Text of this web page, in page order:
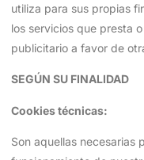
utiliza para sus propias
los servicios que presta
publicitario a favor de
SEGÚN SU FINALIDAD
Cookies técnicas:
Son aquellas necesarias